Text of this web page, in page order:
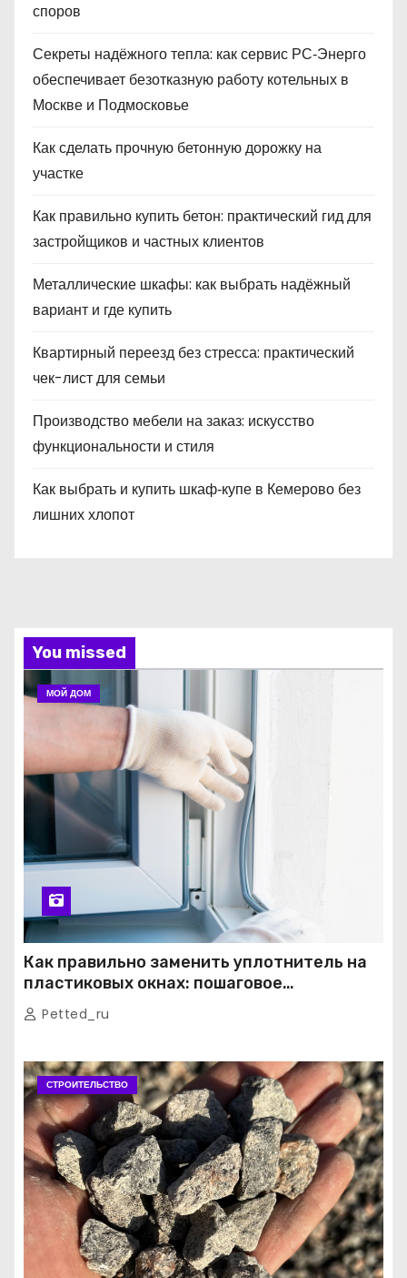
споров
Секреты надёжного тепла: как сервис РС‑Энерго
обеспечивает безотказную работу котельных в
Москве и Подмосковье
Как сделать прочную бетонную дорожку на
участке
Как правильно купить бетон: практический гид для
застройщиков и частных клиентов
Металлические шкафы: как выбрать надёжный
вариант и где купить
Квартирный переезд без стресса: практический
чек-лист для семьи
Производство мебели на заказ: искусство
функциональности и стиля
Как выбрать и купить шкаф‑купе в Кемерово без
лишних хлопот
You missed
МОЙ ДОМ
Как правильно заменить уплотнитель на
пластиковых окнах: пошаговое
руководство от экспертов
Petted_ru
СТРОИТЕЛЬСТВО